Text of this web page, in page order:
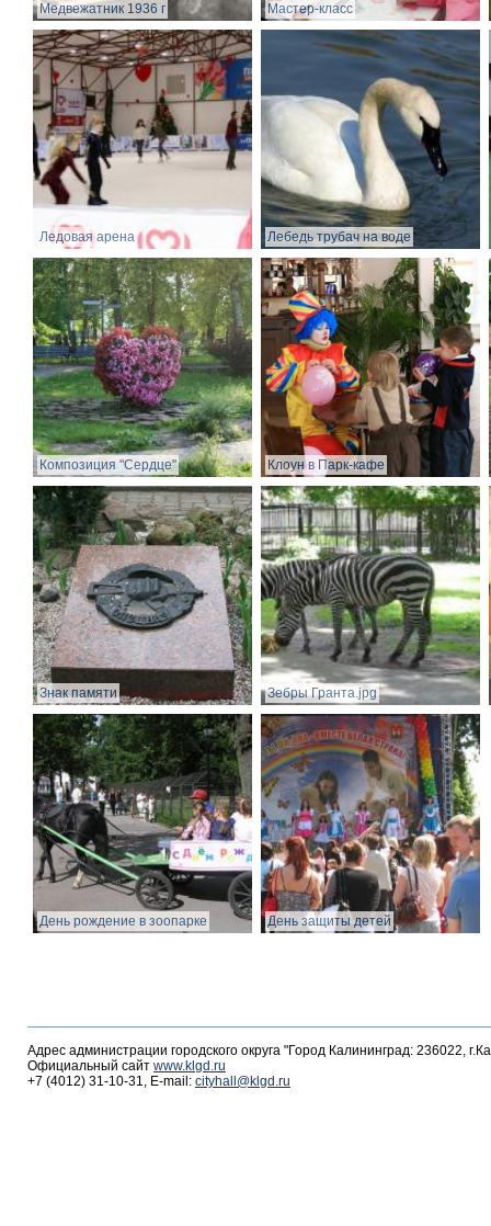
Медвежатник 1936 г Мастер-класс
Ледовая арена Лебедь трубач на воде
Композиция "Сердце" Клоун в Парк-кафе
Знак памяти Зебры Гранта.jpg
День рождение в зоопарке День защиты детей
Адрес администрации городского округа "Город Калининград: 236022,
Официальный сайт www.klgd.ru
+7 (4012) 31-10-31, E-mail: cityhall@klgd.ru